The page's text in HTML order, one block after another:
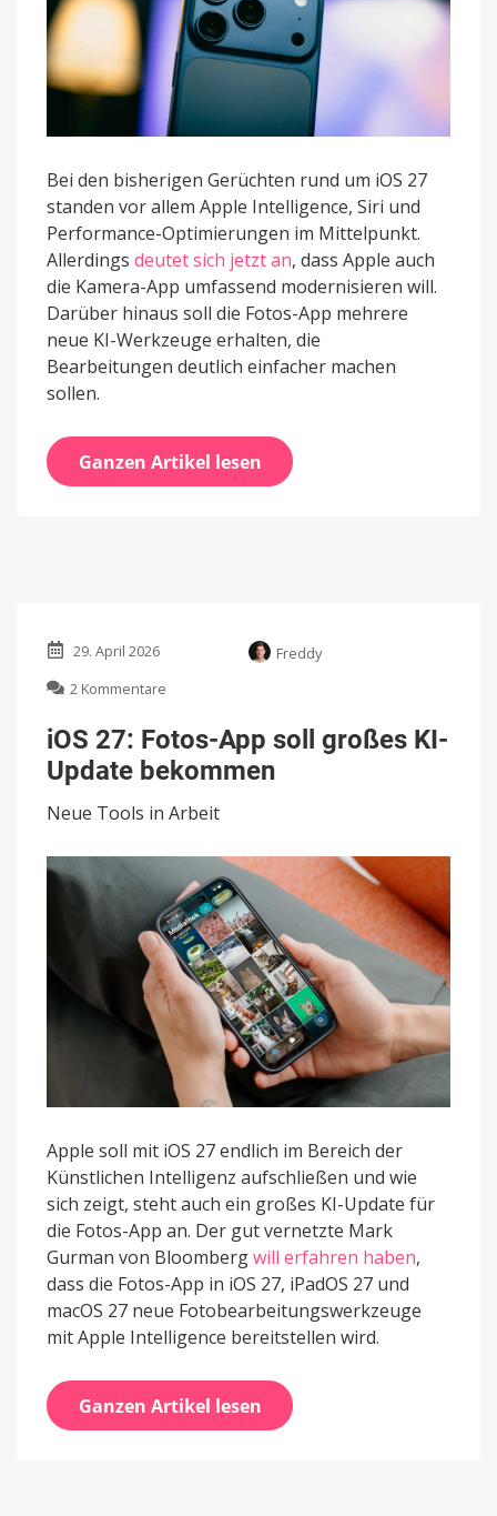
Bei den bisherigen Gerüchten rund um iOS 27
standen vor allem Apple Intelligence, Siri und
Performance-Optimierungen im Mittelpunkt.
Allerdings deutet sich jetzt an, dass Apple auch
die Kamera-App umfassend modernisieren will.
Darüber hinaus soll die Fotos-App mehrere
neue KI-Werkzeuge erhalten, die
Bearbeitungen deutlich einfacher machen
sollen.
Ganzen Artikel lesen
29. April 2026
Freddy
2 Kommentare
27:
Fotos-
App
großes
Update
bekommen
iOS 27: Fotos-App soll großes KI-
Update bekommen
Neue Tools in Arbeit
Apple soll mit iOS 27 endlich im Bereich der
Künstlichen Intelligenz aufschließen und wie
sich zeigt, steht auch ein großes KI-Update für
die Fotos-App an. Der gut vernetzte Mark
Gurman von Bloombergwill erfahren haben,
dass die Fotos-App in iOS 27, iPadOS 27 und
macOS 27 neue Fotobearbeitungswerkzeuge
mit Apple Intelligence bereitstellen wird.
Ganzen Artikel lesen